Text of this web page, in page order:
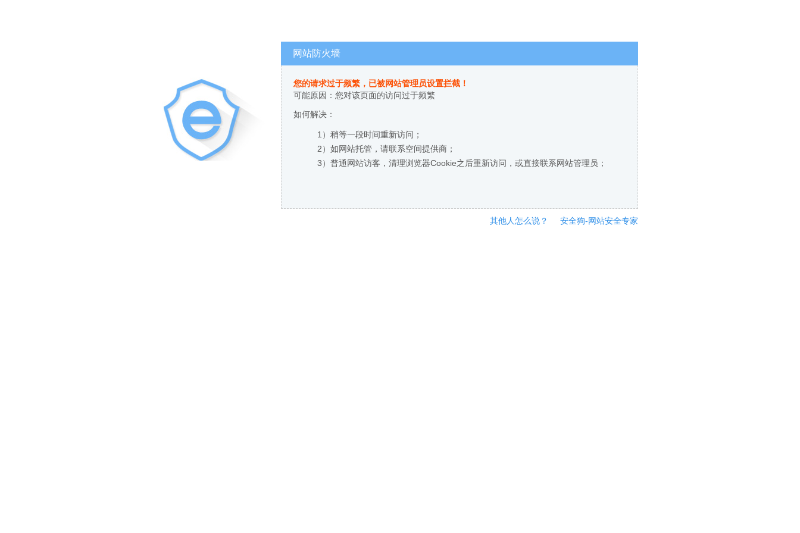
网站防火墙
您的请求过于频繁，已被网站管理员设置拦截！
可能原因：您对该页面的访问过于频繁
如何解决：
1）稍等一段时间重新访问；
2）如网站托管，请联系空间提供商；
3）普通网站访客，清理浏览器Cookie之后重新访问，或直接联系网站管理员；
其他人怎么说？ 安全狗-网站安全专家